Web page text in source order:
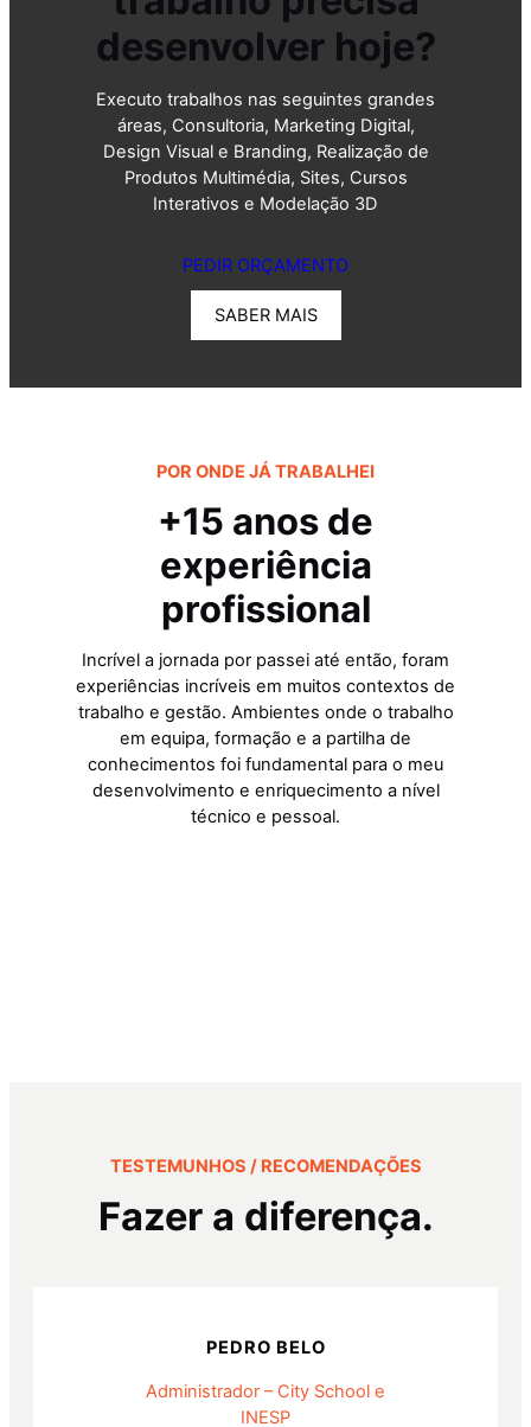
desenvolver hoje?
Executo trabalhos nas seguintes grandes
áreas, Consultoria, Marketing Digital,
Design Visual e Branding, Realização de
Produtos Multimédia, Sites, Cursos
Interativos e Modelação 3D
PEDIR ORÇAMENTO
SABER MAIS
POR ONDE JÁ TRABALHEI
+15 anos de
experiência
profissional
Incrível a jornada por passei até então, foram
experiências incríveis em muitos contextos de
trabalho e gestão. Ambientes onde o trabalho
em equipa, formação e a partilha de
conhecimentos foi fundamental para o meu
desenvolvimento e enriquecimento a nível
técnico e pessoal.
TESTEMUNHOS / RECOMENDAÇÕES
Fazer a diferença.
PEDRO BELO
Administrador – City School e
INESP